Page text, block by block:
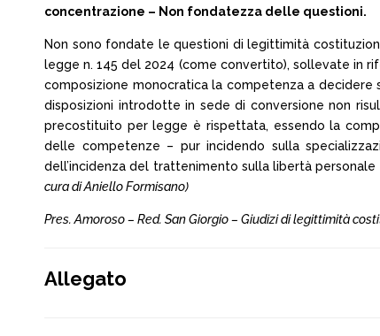
concentrazione – Non fondatezza delle questioni.
Non sono fondate le questioni di legittimità
legge n. 145 del 2024 (come convertito), sollevate in
composizione monocratica la competenza a
disposizioni introdotte in sede di conversione non
precostituito per legge è rispettata, essendo la
delle competenze – pur incidendo sulla
dell’incidenza del trattenimento sulla libertà
cura di Aniello Formisano)
Pres. Amoroso – Red. San Giorgio – Giudizi di legittimità
Allegato